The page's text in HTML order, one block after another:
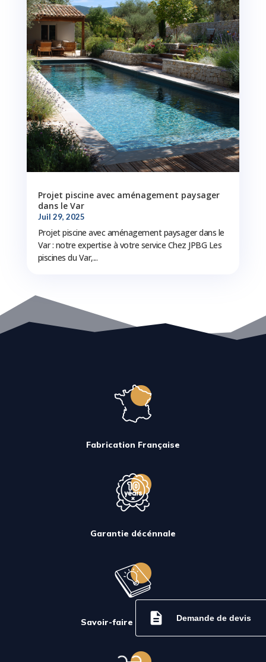
description Demande de devis
Projet piscine avec aménagement paysager
dans le Var
Juil 29, 2025
Projet piscine avec aménagement paysager dans le
Var : notre expertise à votre service Chez JPBG Les
piscines du Var,...
Fabrication Française
Garantie décénnale
Savoir-faire depuis 2005